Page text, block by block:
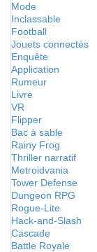
Mode
Inclassable
Football
Jouets connectés
Enquête
Application
Rumeur
Livre
VR
Flipper
Bac à sable
Rainy Frog
Thriller narratif
Metroidvania
Tower Defense
Dungeon RPG
Rogue-Lite
Hack-and-Slash
Cascade
Battle Royale